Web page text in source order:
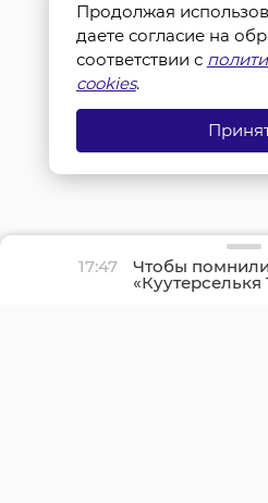
17:47 Чтобы
«Куутерселькя
Продолжая
даете согласие на
соответствии с
cookies.